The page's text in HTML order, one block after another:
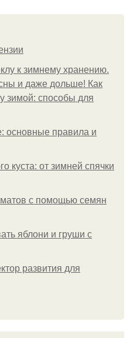
к зимнему хранению.
и даже дольше! Как
зимой: способы для
основные правила и
куста: от зимней спячки
с помощью семян
яблони и груши с
развития для